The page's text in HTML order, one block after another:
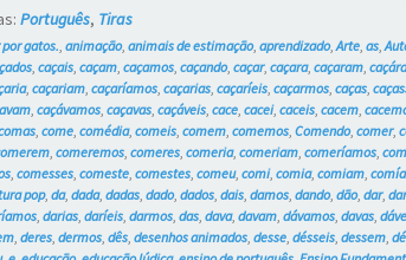
Português, Tiras
gatos. ,animação,animais de estimação,aprendizado,Arte ,as ,
,caçais ,caçam ,caçamos ,caçando,caçar,caçara,caçaram ,
,caçariam ,caçaríamos ,caçarias ,caçaríeis ,caçarmos ,caças ,
,caçávamos ,caçavas ,caçáveis ,cace ,cacei,caceis ,cacem ,
,come ,comédia,comeis ,comem ,comemos ,Comendo,comer,
,comeremos ,comeres ,comeria,comeriam ,comeríamos ,
,comesses ,comeste ,comestes ,comeu,comi,comia,comiam ,
pop,da,dada,dadas ,dado,dados ,dais ,damos ,dando,dão,dar,
,darias ,daríeis ,darmos ,das ,dava,davam ,dávamos ,davas ,
,deres ,dermos ,dês ,desenhos animados ,desse ,désseis ,dessem ,